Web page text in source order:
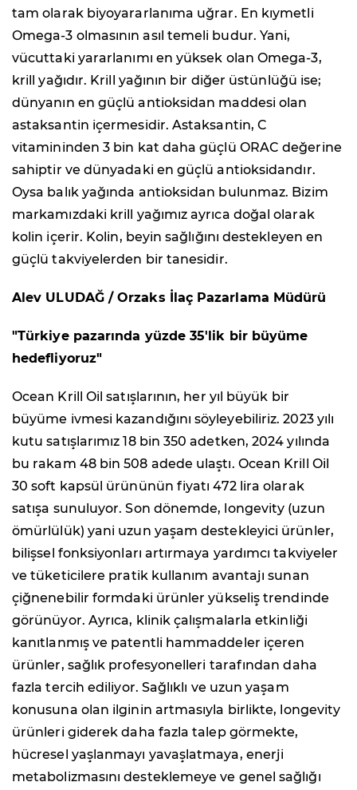
tam olarak biyoyararlanıma uğrar. En kıymetli
Omega-3 olmasının asıl temeli budur. Yani,
vücuttaki yararlanımı en yüksek olan Omega-3,
krill yağıdır. Krill yağının bir diğer üstünlüğü ise;
dünyanın en güçlü antioksidan maddesi olan
astaksantin içermesidir. Astaksantin, C
vitamininden 3 bin kat daha güçlü ORAC değerine
sahiptir ve dünyadaki en güçlü antioksidandır.
Oysa balık yağında antioksidan bulunmaz. Bizim
markamızdaki krill yağımız ayrıca doğal olarak
kolin içerir. Kolin, beyin sağlığını destekleyen en
güçlü takviyelerden bir tanesidir.
Alev ULUDAĞ / Orzaks İlaç Pazarlama Müdürü
"Türkiye pazarında yüzde 35'lik bir büyüme
hedefliyoruz"
Ocean Krill Oil satışlarının, her yıl büyük bir
büyüme ivmesi kazandığını söyleyebiliriz. 2023 yılı
kutu satışlarımız 18 bin 350 adetken, 2024 yılında
bu rakam 48 bin 508 adede ulaştı. Ocean Krill Oil
30 soft kapsül ürününün fiyatı 472 lira olarak
satışa sunuluyor. Son dönemde, longevity (uzun
ömürlülük) yani uzun yaşam destekleyici ürünler,
bilişsel fonksiyonları artırmaya yardımcı takviyeler
ve tüketicilere pratik kullanım avantajı sunan
çiğnenebilir formdaki ürünler yükseliş trendinde
görünüyor. Ayrıca, klinik çalışmalarla etkinliği
kanıtlanmış ve patentli hammaddeler içeren
ürünler, sağlık profesyonelleri tarafından daha
fazla tercih ediliyor. Sağlıklı ve uzun yaşam
konusuna olan ilginin artmasıyla birlikte, longevity
ürünleri giderek daha fazla talep görmekte,
hücresel yaşlanmayı yavaşlatmaya, enerji
metabolizmasını desteklemeye ve genel sağlığı